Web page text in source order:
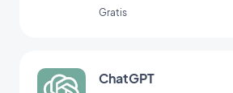
Gratis
ChatGPT